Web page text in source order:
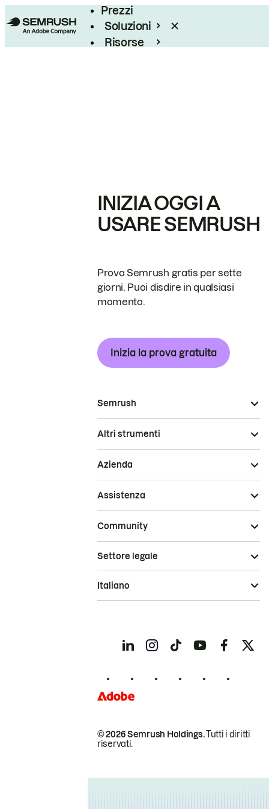
Prezzi
Soluzioni
Risorse
INIZIA OGGI A
USARE SEMRUSH
Prova Semrush gratis per sette
giorni. Puoi disdire in qualsiasi
momento.
Inizia la prova gratuita
Semrush
Altri strumenti
Azienda
Assistenza
Community
© 2026 Semrush Holdings.Tutti i diritti
riservati.
Settore legale
Italiano